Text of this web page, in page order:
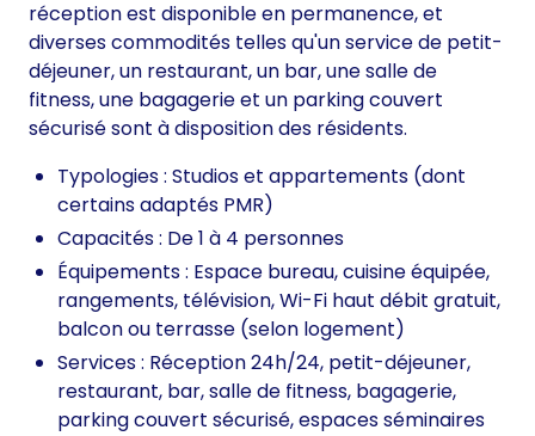
réception est disponible en permanence, et
diverses commodités telles qu'un service de petit-
déjeuner, un restaurant, un bar, une salle de
fitness, une bagagerie et un parking couvert
sécurisé sont à disposition des résidents.
Typologies : Studios et appartements (dont
certains adaptés PMR)
Capacités : De 1 à 4 personnes
Équipements : Espace bureau, cuisine équipée,
rangements, télévision, Wi-Fi haut débit gratuit,
balcon ou terrasse (selon logement)
Services : Réception 24h/24, petit-déjeuner,
restaurant, bar, salle de fitness, bagagerie,
parking couvert sécurisé, espaces séminaires